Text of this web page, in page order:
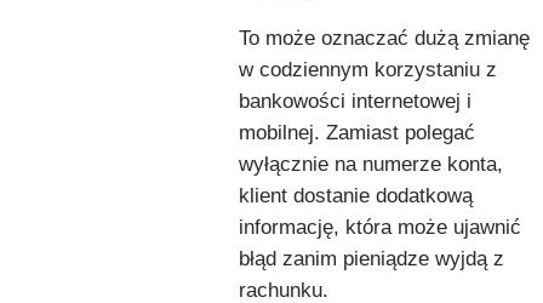
To może oznaczać dużą zmianę
w codziennym korzystaniu z
bankowości internetowej i
mobilnej. Zamiast polegać
wyłącznie na numerze konta,
klient dostanie dodatkową
informację, która może ujawnić
błąd zanim pieniądze wyjdą z
rachunku.